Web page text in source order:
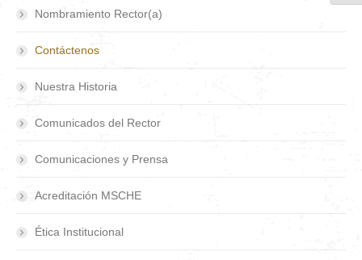
Nombramiento Rector(a)
Contáctenos
Nuestra Historia
Comunicados del Rector
Comunicaciones y Prensa
Acreditación MSCHE
Ética Institucional